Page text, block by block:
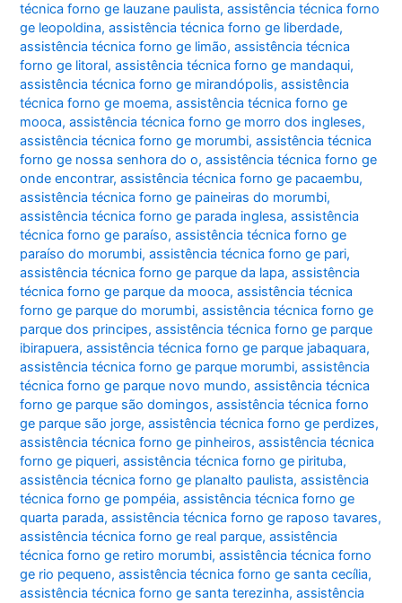
técnica forno ge lauzane paulista,assistência técnica forno
ge leopoldina,assistência técnica forno ge liberdade,
assistência técnica forno ge limão,assistência técnica
forno ge litoral,assistência técnica forno ge mandaqui,
assistência técnica forno ge mirandópolis,assistência
técnica forno ge moema,assistência técnica forno ge
mooca,assistência técnica forno ge morro dos ingleses,
assistência técnica forno ge morumbi,assistência técnica
forno ge nossa senhora do o,assistência técnica forno ge
onde encontrar,assistência técnica forno ge pacaembu,
assistência técnica forno ge paineiras do morumbi,
assistência técnica forno ge parada inglesa,assistência
técnica forno ge paraíso,assistência técnica forno ge
paraíso do morumbi,assistência técnica forno ge pari,
assistência técnica forno ge parque da lapa,assistência
técnica forno ge parque da mooca,assistência técnica
forno ge parque do morumbi,assistência técnica forno ge
parque dos principes,assistência técnica forno ge parque
ibirapuera,assistência técnica forno ge parque jabaquara,
assistência técnica forno ge parque morumbi,assistência
técnica forno ge parque novo mundo,assistência técnica
forno ge parque são domingos,assistência técnica forno
ge parque são jorge,assistência técnica forno ge perdizes,
assistência técnica forno ge pinheiros,assistência técnica
forno ge piqueri,assistência técnica forno ge pirituba,
assistência técnica forno ge planalto paulista,assistência
técnica forno ge pompéia,assistência técnica forno ge
quarta parada,assistência técnica forno ge raposo tavares,
assistência técnica forno ge real parque,assistência
técnica forno ge retiro morumbi,assistência técnica forno
ge rio pequeno,assistência técnica forno ge santa cecília,
assistência técnica forno ge santa terezinha,assistência